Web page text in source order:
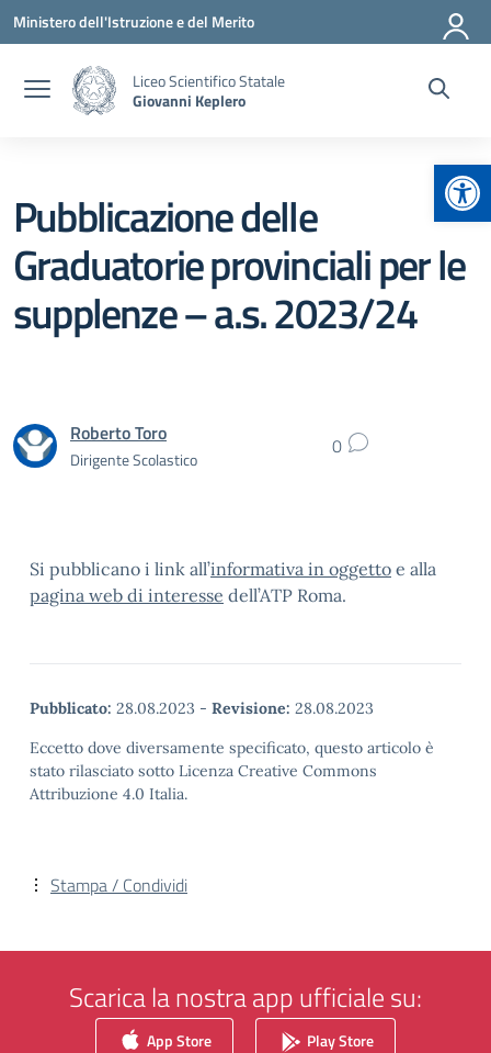
Vai ai contenuti
Vai al menu di navigazione
Vai al footer
Ministero dell'Istruzione e del Merito
Liceo Scientifico Statale
Giovanni Keplero
Pubblicazione delle
Graduatorie provinciali per le
supplenze – a.s. 2023/24
Roberto Toro
Dirigente Scolastico 0
Si pubblicano i link all’informativa in oggetto e alla
pagina web di interesse dell’ATP Roma.
Pubblicato: 28.08.2023 - Revisione: 28.08.2023
Eccetto dove diversamente specificato, questo articolo è
stato rilasciato sotto Licenza Creative Commons
Attribuzione 4.0 Italia.
Stampa / Condividi
Scarica la nostra app ufficiale su:
App Store Play Store